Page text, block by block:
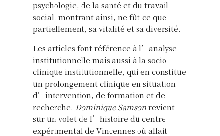
psychologie, de la santé et du travail
social, montrant ainsi, ne fût-ce que
partiellement, sa vitalité et sa diversité.
Les articles font référence à l’analyse
institutionnelle mais aussi à la socio-
clinique institutionnelle, qui en constitue
un prolongement clinique en situation
d’intervention, de formation et de
recherche. Dominique Samsonrevient
sur un volet de l’histoire du centre
expérimental de Vincennes où allait